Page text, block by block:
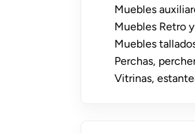
Muebles
Muebles Retro
Muebles
Perchas,
Vitrinas,